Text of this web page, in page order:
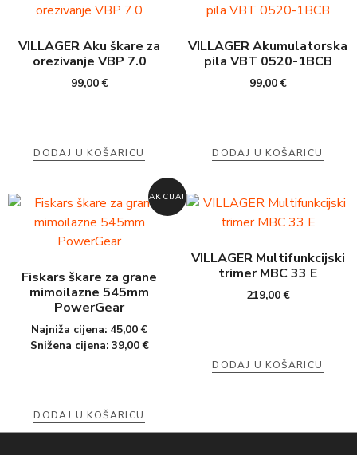
VILLAGER Aku škare za
orezivanje VBP 7.0
99,00€
DODAJ U KOŠARICU
VILLAGER Akumulatorska
pila VBT 0520-1BCB
99,00€
DODAJ U KOŠARICU
AKCIJA!
Fiskars škare za grane
mimoilazne 545mm
PowerGear
Najniža cijena: 45,00€
Snižena cijena: 39,00€
DODAJ U KOŠARICU
VILLAGER Multifunkcijski
trimer MBC 33 E
219,00€
DODAJ U KOŠARICU